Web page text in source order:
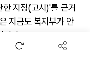
지정(고시)'를 근거
지금도 복지부가 안
지다.